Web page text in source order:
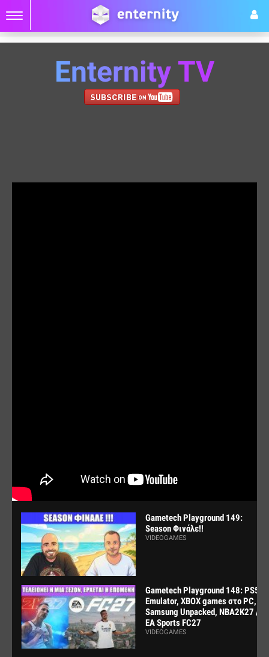
Enternity TV
Gametech Playground 149:
Season Φινάλε!!
VIDEOGAMES
Gametech Playground 148: PS5
Emulator, XBOX games στο PC,
Samsung Unpacked, NBA2K27 /
EA Sports FC27
VIDEOGAMES